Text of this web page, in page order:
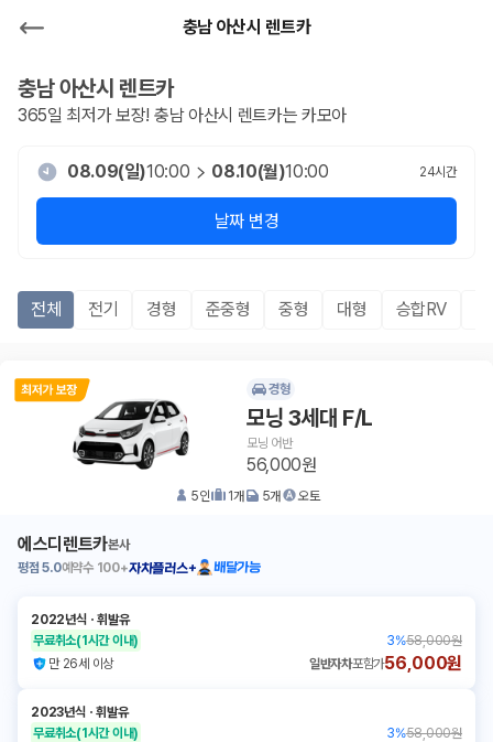
충남 아산시 렌트카
충남 아산시 렌트카
365일 최저가 보장! 충남 아산시 렌트카는 카모아
08.09(일)10:00 08.10(월)10:00 24시간
날짜 변경
전체 전기 경형 준중형 중형 대형 승합RV
경형
모닝 3세대 F/L
모닝 어반
56,000원
5인 1개 5개 오토
에스디렌트카본사
평점 5.0예약수 100+자차플러스+ 배달가능
2022년식 ㆍ휘발유
무료취소(1시간 이내) 3%58,000원
만 26세 이상
일반자차포함가56,000원
2023년식 ㆍ휘발유
무료취소(1시간 이내) 3%58,000원